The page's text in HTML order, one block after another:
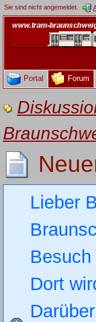
Sie sind nicht angemeldet.
Portal Forum
Lieber
Dort